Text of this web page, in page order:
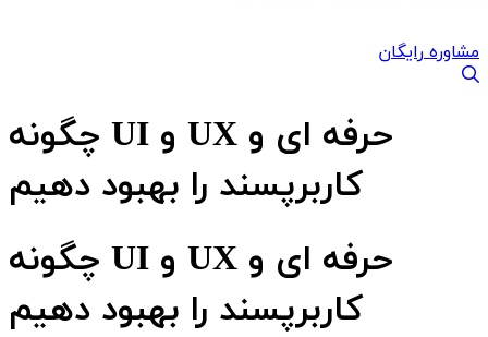
مشاوره رایگان
چگونه UI و UX حرفه ای و
کاربرپسند را بهبود دهیم
چگونه UI و UX حرفه ای و
کاربرپسند را بهبود دهیم